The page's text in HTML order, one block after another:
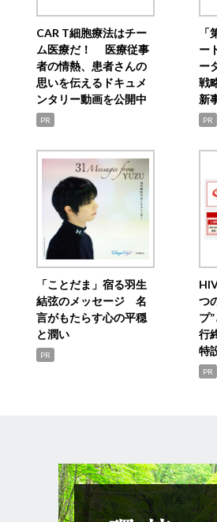
CAR T細胞療法はチー
ム医療だ！ 医療従事
者の情熱、患者さんの
思いを伝えるドキュメ
ンタリー動画を公開中
PR
ー
ー
戦
新
PR
「ことだま」宿る羽生
結弦のメッセージ 名
言がもたらす心の平穏
と潤い
PR
つ
プ
行
特
PR